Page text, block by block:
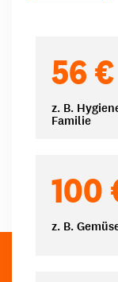
56 €
z. B.
Familie
100
z. B.